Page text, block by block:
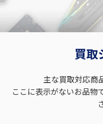
買取
主な買取対応商
ここに表示がないお品物